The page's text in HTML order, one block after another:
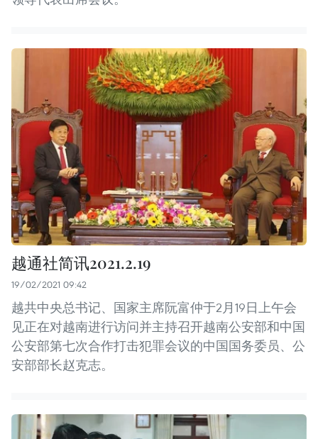
越通社简讯2021.2.19
19/02/2021 09:42
越共中央总书记、国家主席阮富仲于2月19日上午会
见正在对越南进行访问并主持召开越南公安部和中国
公安部第七次合作打击犯罪会议的中国国务委员、公
安部部长赵克志。